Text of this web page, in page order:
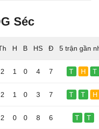
Séc
5 trận gần
2 1 0 4 7 T H T
2 1 0 3 7 T T H
2 0 0 8 6 T T